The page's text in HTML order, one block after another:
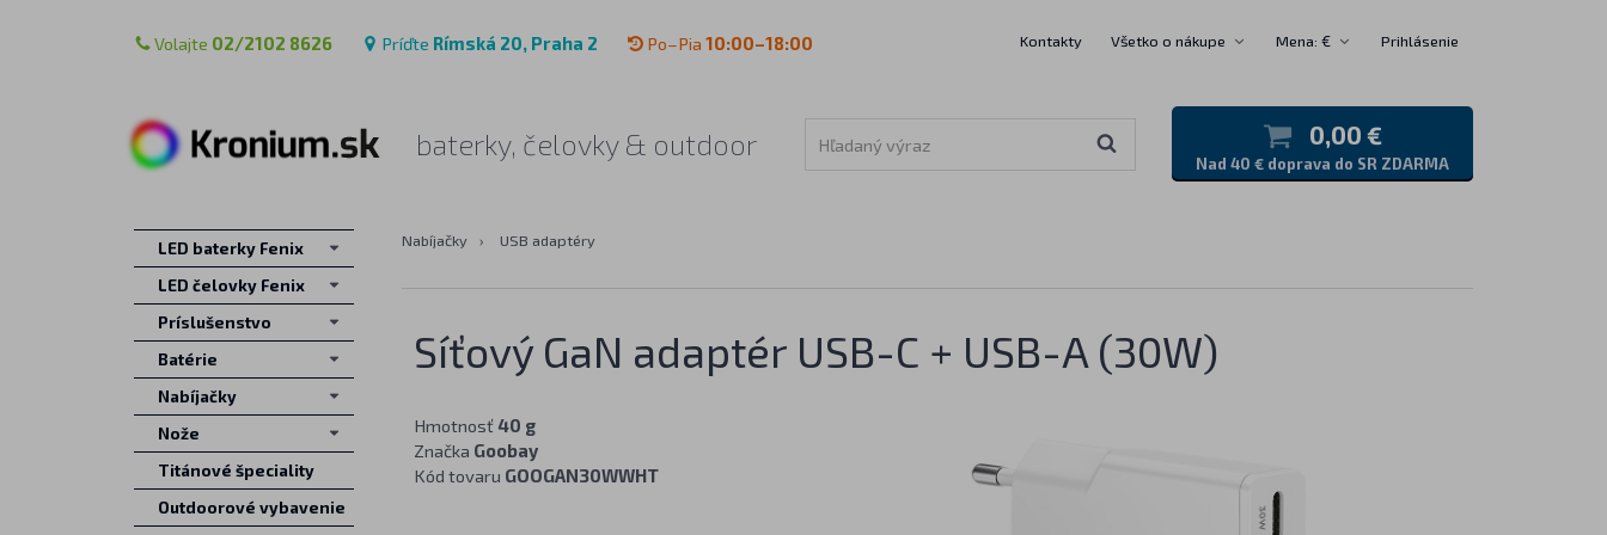
Volajte 02/2102 8626 Príďte Rímská 20, Praha 2 Po–Pia 10:00–18:00 Kontakty Všetko o nákupe Mena: € Prihlásenie
baterky, čelovky & outdoor 0,00 €
Nad 40 € doprava do SR ZDARMA
Nabíjačky › USB adaptéry
Síťový GaN adaptér USB-C + USB-A (30W)
Hmotnosť 40 g
Značka Goobay
Kód tovaru GOOGAN30WWHT
LED baterky Fenix
LED čelovky Fenix
Príslušenstvo
Batérie
Nabíjačky
Nože
Titánové špeciality
Outdoorové vybavenie